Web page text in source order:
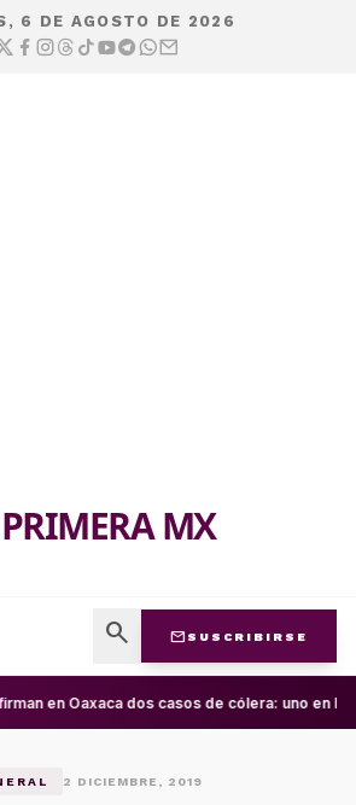
6 DE AGOSTO DE 2026
PRIMERA MX
search mail SUSCRIBIRSE
en Oaxaca dos casos de cólera: uno en
2 DICIEMBRE, 2019